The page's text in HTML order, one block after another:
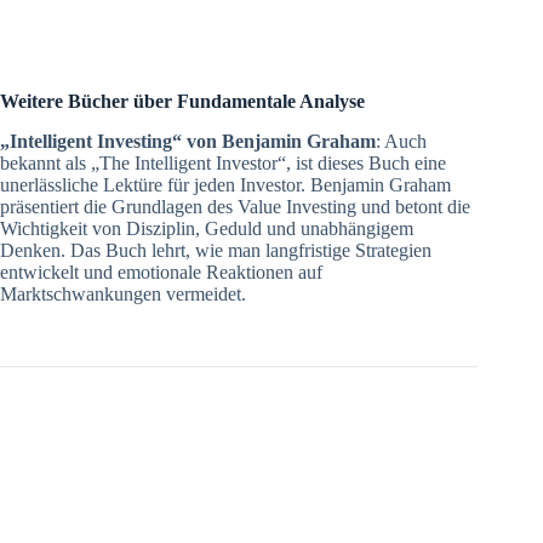
Weitere Bücher über Fundamentale Analyse
„Intelligent Investing“ von Benjamin Graham: Auch
bekannt als „The Intelligent Investor“, ist dieses Buch eine
unerlässliche Lektüre für jeden Investor. Benjamin Graham
präsentiert die Grundlagen des Value Investing und betont die
Wichtigkeit von Disziplin, Geduld und unabhängigem
Denken. Das Buch lehrt, wie man langfristige Strategien
entwickelt und emotionale Reaktionen auf
Marktschwankungen vermeidet.